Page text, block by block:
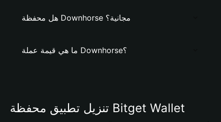
هل محفظة Downhorse مجانية؟
ما هي قيمة عملة Downhorse؟
تنزيل تطبيق محفظة Bitget Wallet